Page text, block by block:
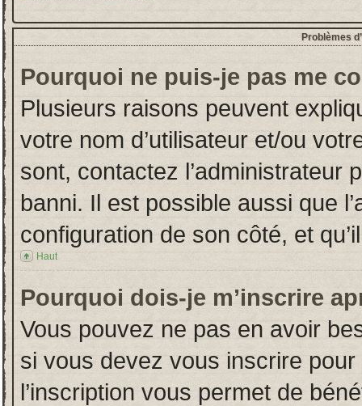
Problèmes
Pourquoi ne puis-je pas me
Plusieurs raisons peuvent
votre nom d’utilisateur et/ou
sont, contactez l’administrateur
banni. Il est possible aussi que
configuration de son côté, et
Haut
Pourquoi dois-je m’inscrire
Vous pouvez ne pas en avoir
si vous devez vous inscrire
l’inscription vous permet de